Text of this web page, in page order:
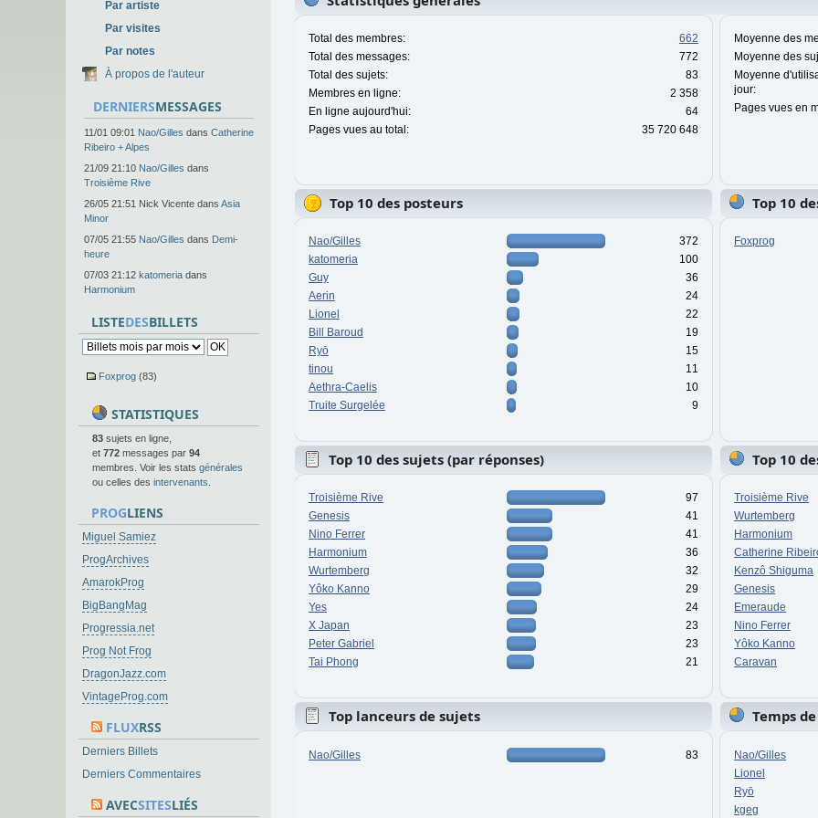
Par artiste
Par visites
Par notes
À propos de l'auteur
DERNIERSMESSAGES
11/01 09:01 Nao/Gilles dans Catherine
Ribeiro + Alpes
21/09 21:10 Nao/Gilles dans
Troisième Rive
26/05 21:51 Nick Vicente dans Asia
Minor
07/05 21:55 Nao/Gilles dans Demi-
heure
07/03 21:12 katomeria dans
Harmonium
LISTEDESBILLETS
Foxprog (83)
STATISTIQUES
83 sujets en ligne,
et 772 messages par 94
membres. Voir les stats générales
ou celles des intervenants
PROGLIENS
Miguel Samiez
ProgArchives
AmarokProg
BigBangMag
Progressia.net
Prog Not Frog
DragonJazz.com
VintageProg.com
FLUXRSS
Derniers Billets
Derniers Commentaires
AVECSITESLIÉS
Total des membres:
662
Total des messages:
772
Total des sujets:
83
Membres en ligne:
2 358
En ligne aujourd'hui:
64
Pages vues au total:
35 720 648
Moyenne des
Moyenne des
Moyenne
jour:
Pages vues en
Top 10 des posteurs
Nao/Gilles
372
katomeria
100
Guy
36
Aerin
24
Lionel
22
Bill Baroud
19
Ryō
15
tinou
11
Aethra-Caelis
10
Truite Surgelée
9
Top 10
Foxprog
Top 10 des sujets (par réponses)
Troisième Rive
97
Genesis
41
Nino Ferrer
41
Harmonium
36
Wurtemberg
32
Yôko Kanno
29
Yes
24
X Japan
23
Peter Gabriel
23
Tai Phong
21
Top 10
Troisième Rive
Wurtemberg
Harmonium
Catherine
Kenzô Shiguma
Genesis
Emeraude
Nino Ferrer
Yôko Kanno
Caravan
Top lanceurs de sujets
Nao/Gilles 83
Temps
Nao/Gilles
Lionel
Ryō
kgeg